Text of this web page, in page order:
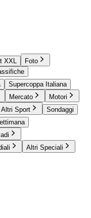
XXL
Foto
Supercoppa Italiana
Mercato
Motori
Altri Sport
Sondaggi
Altri Speciali